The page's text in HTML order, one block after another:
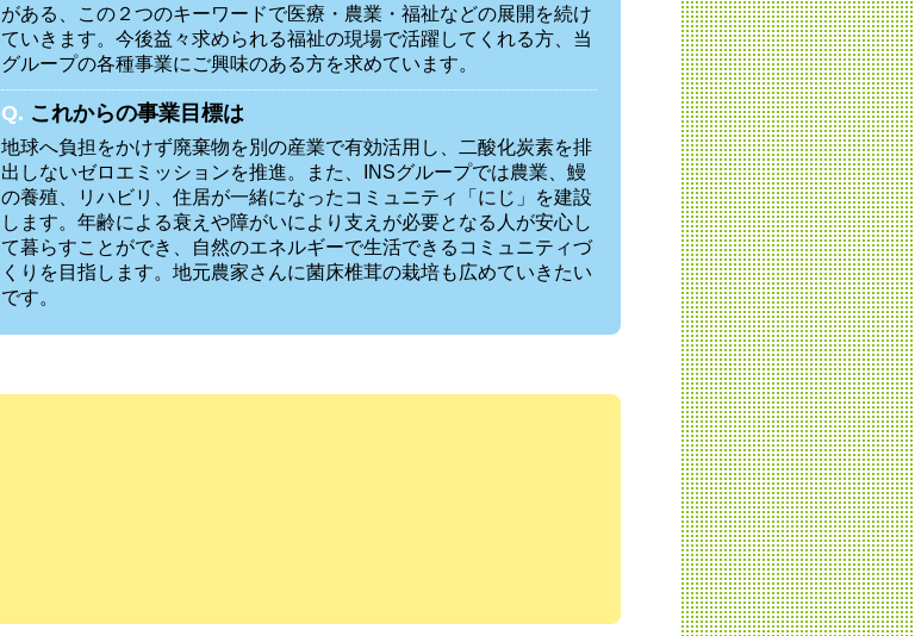
がある、この２つのキーワードで医療・農業・福祉などの展開を続け
ていきます。今後益々求められる福祉の現場で活躍してくれる方、当
グループの各種事業にご興味のある方を求めています。
Q. これからの事業目標は
地球へ負担をかけず廃棄物を別の産業で有効活用し、二酸化炭素を排
出しないゼロエミッションを推進。また、INSグループでは農業、鰻
の養殖、リハビリ、住居が一緒になったコミュニティ「にじ」を建設
します。年齢による衰えや障がいにより支えが必要となる人が安心し
て暮らすことができ、自然のエネルギーで生活できるコミュニティづ
くりを目指します。地元農家さんに菌床椎茸の栽培も広めていきたい
です。